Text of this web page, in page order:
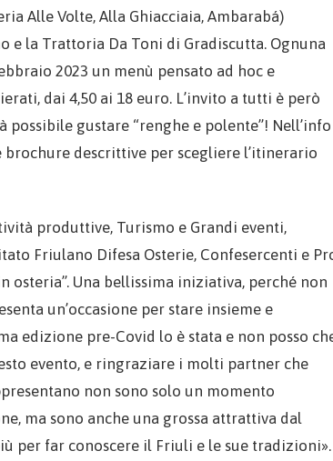
Alle Volte, Alla Ghiacciaia, Ambarabá)
e la Trattoria Da Toni di Gradiscutta. Ognuna
2023 un menù pensato ad hoc e
dai 4,50 ai 18 euro. L’invito a tutti è però
gustare “renghe e polente”! Nell’info
descrittive per scegliere l’itinerario
produttive, Turismo e Grandi eventi,
Friulano Difesa Osterie, Confesercenti e
osteria”. Una bellissima iniziativa, perché non
un’occasione per stare insieme e
edizione pre-Covid lo è stata e non posso
evento, e ringraziare i molti partner che
non sono solo un momento
ma sono anche una grossa attrattiva dal
per far conoscere il Friuli e le sue tradizioni».